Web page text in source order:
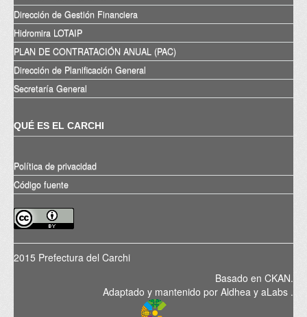
Dirección de Gestión Financiera
Hidromira LOTAIP
PLAN DE CONTRATACIÓN ANUAL (PAC)
Dirección de Planificación General
Secretaría General
QUÉ ES EL CARCHI
Política de privacidad
Código fuente
2015 Prefectura del Carchi
Basado en CKAN.
Adaptado y mantenido por Aldhea y aLabs .